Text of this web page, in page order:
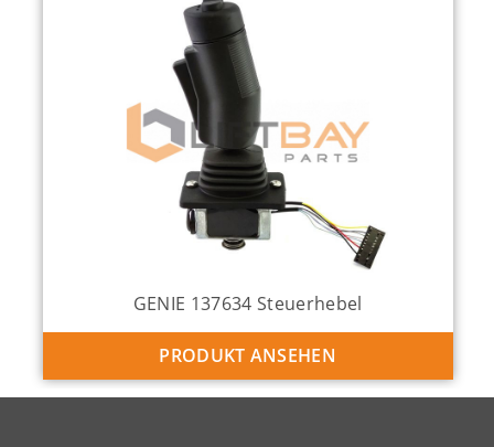
GENIE 137634 Steuerhebel
PRODUKT ANSEHEN